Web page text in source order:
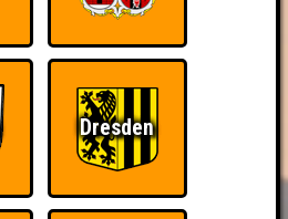
Dresden